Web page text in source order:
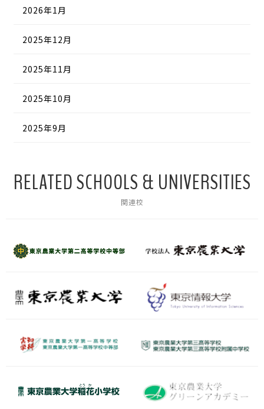
2026年1月
2025年12月
2025年11月
2025年10月
2025年9月
RELATED SCHOOLS & UNIVERSITIES
関連校